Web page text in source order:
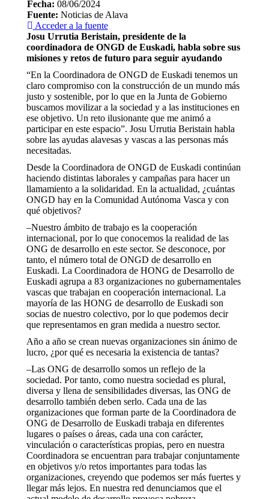
Fecha: 08/06/2024
Fuente: Noticias de Alava
Acceder a la fuente
Josu Urrutia Beristain, presidente de la
coordinadora de ONGD de Euskadi, habla sobre sus
misiones y retos de futuro para seguir ayudando
“En la Coordinadora de ONGD de Euskadi tenemos un
claro compromiso con la construcción de un mundo más
justo y sostenible, por lo que en la Junta de Gobierno
buscamos movilizar a la sociedad y a las instituciones en
ese objetivo. Un reto ilusionante que me animó a
participar en este espacio”. Josu Urrutia Beristain habla
sobre las ayudas alavesas y vascas a las personas más
necesitadas.
Desde la Coordinadora de ONGD de Euskadi continúan
haciendo distintas laborales y campañas para hacer un
llamamiento a la solidaridad. En la actualidad, ¿cuántas
ONGD hay en la Comunidad Autónoma Vasca y con
qué objetivos?
–Nuestro ámbito de trabajo es la cooperación
internacional, por lo que conocemos la realidad de las
ONG de desarrollo en este sector. Se desconoce, por
tanto, el número total de ONGD de desarrollo en
Euskadi. La Coordinadora de HONG de Desarrollo de
Euskadi agrupa a 83 organizaciones no gubernamentales
vascas que trabajan en cooperación internacional. La
mayoría de las HONG de desarrollo de Euskadi son
socias de nuestro colectivo, por lo que podemos decir
que representamos en gran medida a nuestro sector.
Año a año se crean nuevas organizaciones sin ánimo de
lucro, ¿por qué es necesaria la existencia de tantas?
–Las ONG de desarrollo somos un reflejo de la
sociedad. Por tanto, como nuestra sociedad es plural,
diversa y llena de sensibilidades diversas, las ONG de
desarrollo también deben serlo. Cada una de las
organizaciones que forman parte de la Coordinadora de
ONG de Desarrollo de Euskadi trabaja en diferentes
lugares o países o áreas, cada una con carácter,
vinculación o características propias, pero en nuestra
Coordinadora se encuentran para trabajar conjuntamente
en objetivos y/o retos importantes para todas las
organizaciones, creyendo que podemos ser más fuertes y
llegar más lejos. En nuestra red denunciamos que el